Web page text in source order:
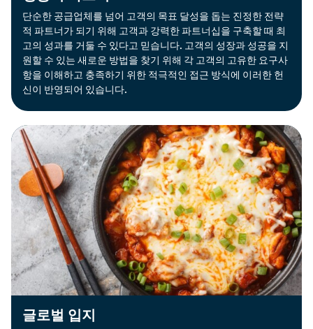
단순한 공급업체를 넘어 고객의 목표 달성을 돕는 진정한 전략
적 파트너가 되기 위해 고객과 강력한 파트너십을 구축할 때 최
고의 성과를 거둘 수 있다고 믿습니다. 고객의 성장과 성공을 지
원할 수 있는 새로운 방법을 찾기 위해 각 고객의 고유한 요구사
항을 이해하고 충족하기 위한 적극적인 접근 방식에 이러한 헌
신이 반영되어 있습니다.
글로벌 입지